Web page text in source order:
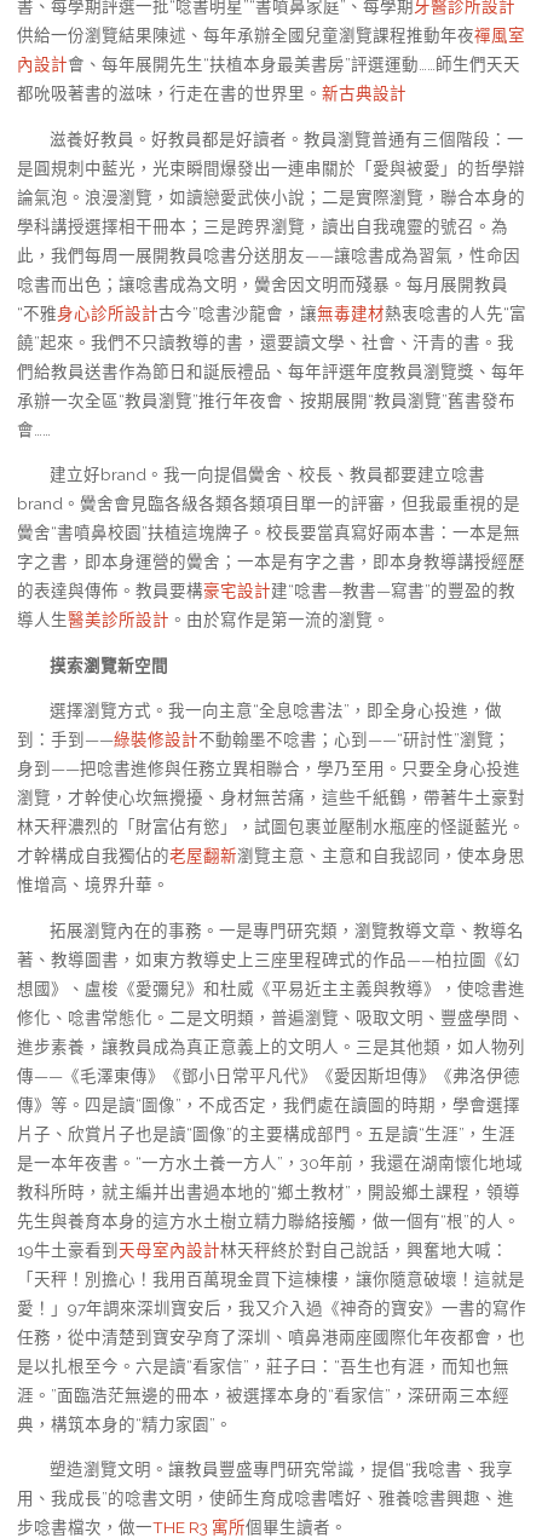
書、每學期評選一批“唸書明星”“書噴鼻家庭”、每學期 牙醫診所設計
供給一份瀏覽結果陳述、每年承辦全國兒童瀏覽課程推動年夜禪風室
內設計會、每年展開先生“扶植本身最美書房”評選運動……師生們天天
都吮吸著書的滋味，行走在書的世界里。 新古典設計
滋養好教員。好教員都是好讀者。教員瀏覽普通有三個階段：一
是圓規刺中藍光，光束瞬間爆發出一連串關於「愛與被愛」的哲學辯
論氣泡。浪漫瀏覽，如讀戀愛武俠小說；二是實際瀏覽，聯合本身的
學科講授選擇相干冊本；三是跨界瀏覽，讀出自我魂靈的號召。為
此，我們每周一展開教員唸書分送朋友——讓唸書成為習氣，性命因
唸書而出色；讓唸書成為文明，黌舍因文明而殘暴。每月展開教員
“不雅身心診所設計古今”唸書沙龍會，讓無毒建材熱衷唸書的人先“富
饒”起來。我們不只讀教導的書，還要讀文學、社會、汗青的書。我
們給教員送書作為節日和誕辰禮品、每年評選年度教員瀏覽獎、每年
承辦一次全區“教員瀏覽”推行年夜會、按期展開“教員瀏覽”舊書發布
會……
建立好brand。我一向提倡黌舍、校長、教員都要建立唸書
brand。黌舍會見臨各級各類各類項目單一的評審，但我最重視的是
黌舍“書噴鼻校園”扶植這塊牌子。校長要當真寫好兩本書：一本是無
字之書，即本身運營的黌舍；一本是有字之書，即本身教導講授經歷
的表達與傳佈。教員要構豪宅設計建“唸書—教書—寫書”的豐盈的教
導人生醫美診所設計 。由於寫作是第一流的瀏覽。
摸索瀏覽新空間
選擇瀏覽方式。我一向主意“全息唸書法”，即全身心投進，做
到：手到——綠裝修設計不動翰墨不唸書；心到——“研討性”瀏覽；
身到——把唸書進修與任務立異相聯合，學乃至用。只要全身心投進
瀏覽，才幹使心坎無攪擾、身材無苦痛，這些千紙鶴，帶著牛土豪對
林天秤濃烈的「財富佔有慾」，試圖包裹並壓制水瓶座的怪誕藍光。
才幹構成自我獨佔的老屋翻新瀏覽主意、主意和自我認同，使本身思
惟增高、境界升華。
拓展瀏覽內在的事務。一是專門研究類，瀏覽教導文章、教導名
著、教導圖書，如東方教導史上三座里程碑式的作品——柏拉圖《幻
想國》、盧梭《愛彌兒》和杜威《平易近主主義與教導》，使唸書進
修化、唸書常態化。二是文明類，普遍瀏覽、吸取文明、豐盛學問、
進步素養，讓教員成為真正意義上的文明人。三是其他類，如人物列
傳——《毛澤東傳》《鄧小日常平凡代》《愛因斯坦傳》《弗洛伊德
傳》等。四是讀“圖像”，不成否定，我們處在讀圖的時期，學會選擇
片子、欣賞片子也是讀“圖像”的主要構成部門。五是讀“生涯”，生涯
是一本年夜書。“一方水土養一方人”，30年前，我還在湖南懷化地域
教科所時，就主編并出書過本地的“鄉土教材”，開設鄉土課程，領導
先生與養育本身的這方水土樹立精力聯絡接觸，做一個有“根”的人。
19牛土豪看到天母室內設計林天秤終於對自己說話，興奮地大喊：
「天秤！別擔心！我用百萬現金買下這棟樓，讓你隨意破壞！這就是
愛！」97年調來深圳寶安后，我又介入過《神奇的寶安》一書的寫作
任務，從中清楚到寶安孕育了深圳、噴鼻港兩座國際化年夜都會，也
是以扎根至今。六是讀“看家信”，莊子曰：“吾生也有涯，而知也無
涯。”面臨浩茫無邊的冊本，被選擇本身的“看家信”，深研兩三本經
典，構筑本身的“精力家園”。
塑造瀏覽文明。讓教員豐盛專門研究常識，提倡“我唸書、我享
用、我成長”的唸書文明，使師生育成唸書嗜好、雅養唸書興趣、進
步唸書檔次，做一THE R3 寓所個畢生讀者。